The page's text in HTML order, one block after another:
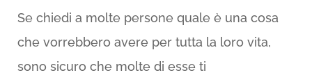
Se chiedi a molte persone quale è una cosa
che vorrebbero avere per tutta la loro vita,
sono sicuro che molte di esse ti